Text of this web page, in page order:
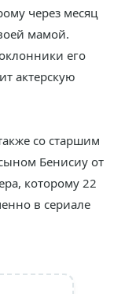
через месяц
мамой.
его
актерскую
со старшим
Бенисиу от
которому 22
в сериале